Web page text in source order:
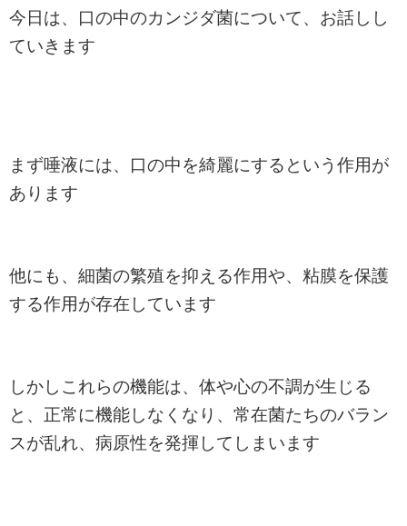
今日は、口の中のカンジダ菌について、お話しし
ていきます
まず唾液には、口の中を綺麗にするという作用が
あります
他にも、細菌の繁殖を抑える作用や、粘膜を保護
する作用が存在しています
しかしこれらの機能は、体や心の不調が生じる
と、正常に機能しなくなり、常在菌たちのバラン
スが乱れ、病原性を発揮してしまいます